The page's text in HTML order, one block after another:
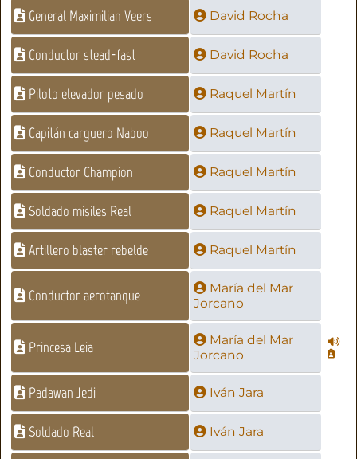
General Maximilian Veers David Rocha
Conductor stead-fast David Rocha
Piloto elevador pesado Raquel Martín
Capitán carguero Naboo Raquel Martín
Conductor Champion Raquel Martín
Soldado misiles Real Raquel Martín
Artillero blaster rebelde Raquel Martín
Conductor aerotanque
María del Mar
Jorcano
Princesa Leia
María del Mar
Jorcano
Padawan Jedi Iván Jara
Soldado Real Iván Jara